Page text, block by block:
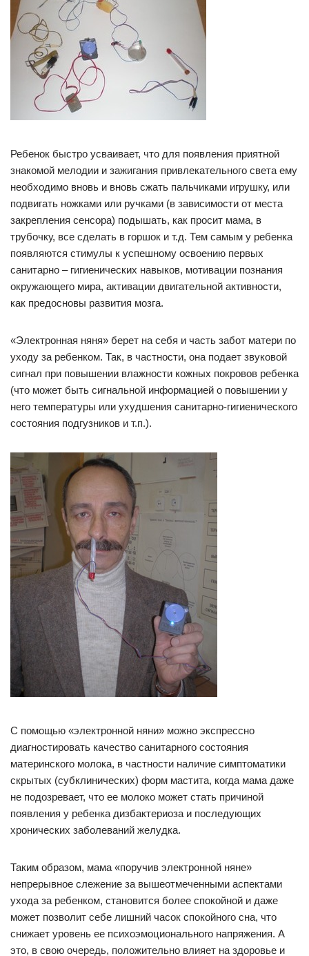
Ребенок быстро усваивает, что для появления приятной
знакомой мелодии и зажигания привлекательного света ему
необходимо вновь и вновь сжать пальчиками игрушку, или
подвигать ножками или ручками (в зависимости от места
закрепления сенсора) подышать, как просит мама, в
трубочку, все сделать в горшок и т.д. Тем самым у ребенка
появляются стимулы к успешному освоению первых
санитарно – гигиенических навыков, мотивации познания
окружающего мира, активации двигательной активности,
как предосновы развития мозга.
«Электронная няня» берет на себя и часть забот матери по
уходу за ребенком. Так, в частности, она подает звуковой
сигнал при повышении влажности кожных покровов ребенка
(что может быть сигнальной информацией о повышении у
него температуры или ухудшения санитарно-гигиенического
состояния подгузников и т.п.).
С помощью «электронной няни» можно экспрессно
диагностировать качество санитарного состояния
материнского молока, в частности наличие симптоматики
скрытых (субклинических) форм мастита, когда мама даже
не подозревает, что ее молоко может стать причиной
появления у ребенка дизбактериоза и последующих
хронических заболеваний желудка.
Таким образом, мама «поручив электронной няне»
непрерывное слежение за вышеотмеченными аспектами
ухода за ребенком, становится более спокойной и даже
может позволит себе лишний часок спокойного сна, что
снижает уровень ее психоэмоционального напряжения. А
это, в свою очередь, положительно влияет на здоровье и